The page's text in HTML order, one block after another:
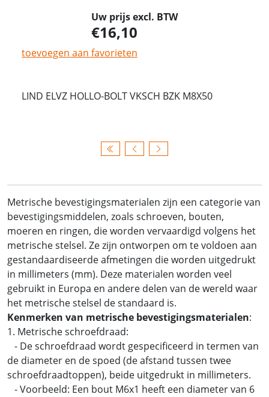
Uw prijs excl. BTW
16,10
toevoegen aan favorieten
LIND ELVZ HOLLO-BOLT VKSCH BZK M8X50
Metrische bevestigingsmaterialen zijn een categorie van
bevestigingsmiddelen, zoals schroeven, bouten,
moeren en ringen, die worden vervaardigd volgens het
metrische stelsel. Ze zijn ontworpen om te voldoen aan
gestandaardiseerde afmetingen die worden uitgedrukt
in millimeters (mm). Deze materialen worden veel
gebruikt in Europa en andere delen van de wereld waar
het metrische stelsel de standaard is.
Kenmerken van metrische bevestigingsmaterialen:
1. Metrische schroefdraad:
- De schroefdraad wordt gespecificeerd in termen van
de diameter en de spoed (de afstand tussen twee
schroefdraadtoppen), beide uitgedrukt in millimeters.
- Voorbeeld: Een bout M6x1 heeft een diameter van 6